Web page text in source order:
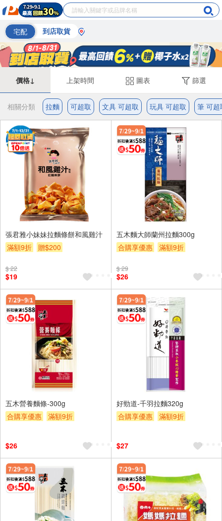
宅配 到店取貨
價格↓ 上架時間 圖表 篩選
相關分類 拉麵 可超取 文具 可超取 玩具 可超取 筆 可超
張君雅小妹妹拉麵條餅和風雞汁
滿額9折
贈$200
$ 22
$19
五木麵大師蘭州拉麵300g
合購享優惠
滿額9折
$ 29
$26
五木營養麵條-300g
合購享優惠
滿額9折
$26
好勁道-千羽拉麵320g
合購享優惠
滿額9折
$27